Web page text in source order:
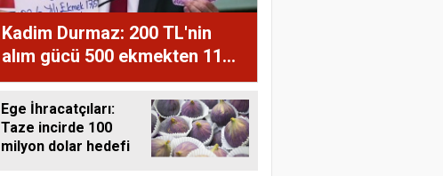
Kadim Durmaz: 200 TL'nin
alım gücü 500 ekmekten 11
ekmeğe düştü
Ege İhracatçıları:
Taze incirde 100
milyon dolar hedefi